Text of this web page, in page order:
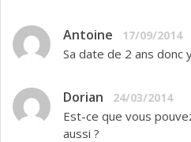
Antoine 17/09/2014
Sa date de 2 ans donc
Dorian 24/03/2014
Est-ce que vous
aussi ?